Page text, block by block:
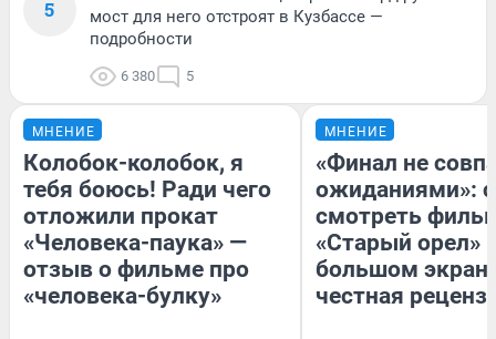
5
мост для него отстроят в Кузбассе —
подробности
6 380 5
МНЕНИЕ
Колобок-колобок, я
тебя боюсь! Ради чего
отложили прокат
«Человека-паука» —
отзыв о фильме про
«человека-булку»
МНЕНИЕ
«Финал не
ожиданиями»:
смотреть
«Старый орел»
большом
честная